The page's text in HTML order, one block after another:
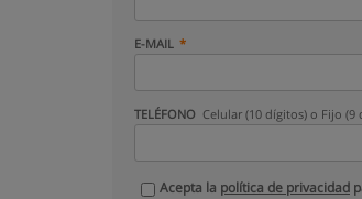
E-MAIL
TELÉFONO Celular (10 dígitos) o Fijo (9
Acepta la política de privacidad